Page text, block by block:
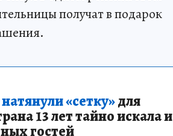
получат в подарок
«сетку»для
13 лет тайно искала и
гостей